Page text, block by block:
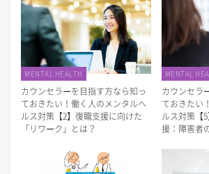
MENTAL HEALTH
カウンセラーを目指す方なら知っ
ておきたい！働く人のメンタルヘ
ルス対策【2】復職支援に向けた
「リワーク」とは？
MENTAL
カウンセラ
ておきたい
ルス対策【
援：障害者